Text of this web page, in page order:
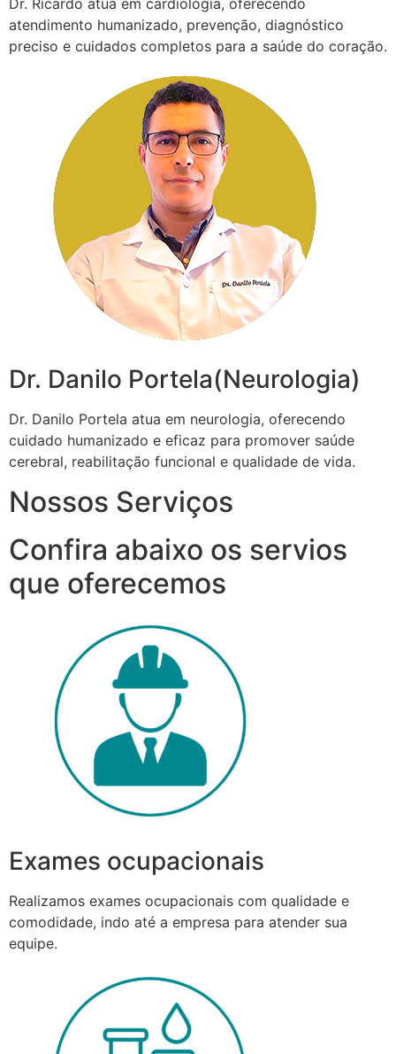
Dr. Ricardo atua em cardiologia, oferecendo
atendimento humanizado, prevenção, diagnóstico
preciso e cuidados completos para a saúde do coração.
Dr. Danilo Portela(Neurologia)
Dr. Danilo Portela atua em neurologia, oferecendo
cuidado humanizado e eficaz para promover saúde
cerebral, reabilitação funcional e qualidade de vida.
Nossos Serviços
Confira abaixo os servios
que oferecemos
Exames ocupacionais
Realizamos exames ocupacionais com qualidade e
comodidade, indo até a empresa para atender sua
equipe.